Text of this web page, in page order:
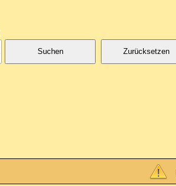
Suchen Zurücksetzen